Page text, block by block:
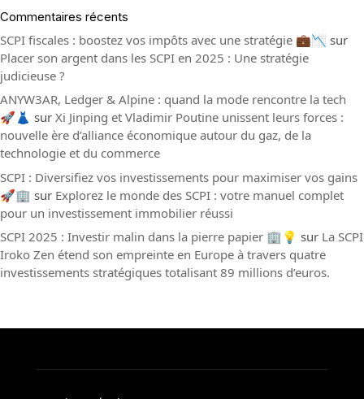
Commentaires récents
SCPI fiscales : boostez vos impôts avec une stratégie 💼📉 sur
Placer son argent dans les SCPI en 2025 : Une stratégie
judicieuse ?
ANYW3AR, Ledger & Alpine : quand la mode rencontre la tech
🚀👗 sur Xi Jinping et Vladimir Poutine unissent leurs forces :
nouvelle ère d’alliance économique autour du gaz, de la
technologie et du commerce
SCPI : Diversifiez vos investissements pour maximiser vos gains
🚀🏢 sur Explorez le monde des SCPI : votre manuel complet
pour un investissement immobilier réussi
SCPI 2025 : Investir malin dans la pierre papier 🏢💡 sur La SCPI
Iroko Zen étend son empreinte en Europe à travers quatre
investissements stratégiques totalisant 89 millions d’euros.